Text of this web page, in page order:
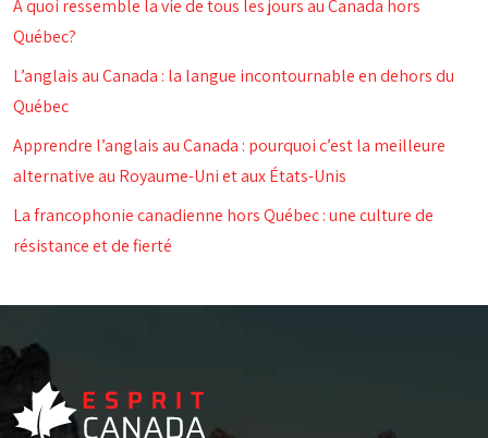
À quoi ressemble la vie de tous les jours au Canada hors
Québec?
L’anglais au Canada : la langue incontournable en dehors du
Québec
Apprendre l’anglais au Canada : pourquoi c’est la meilleure
alternative au Royaume-Uni et aux États-Unis
La francophonie canadienne hors Québec : une culture de
résistance et de fierté